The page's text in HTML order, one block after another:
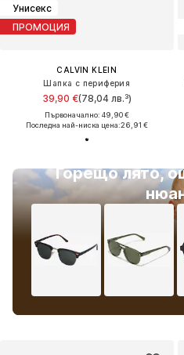
Унисекс
ПРОМОЦИЯ
CALVIN KLEIN
Шапка с периферия
39,90 €(78,04 лв.³)
Първоначално: 49,90 €
Последна най-ниска цена:26,91 €
Горещо лято,